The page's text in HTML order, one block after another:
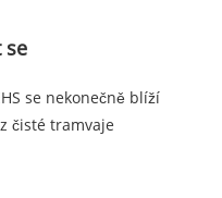
se
se nekonečně blíží
čisté tramvaje